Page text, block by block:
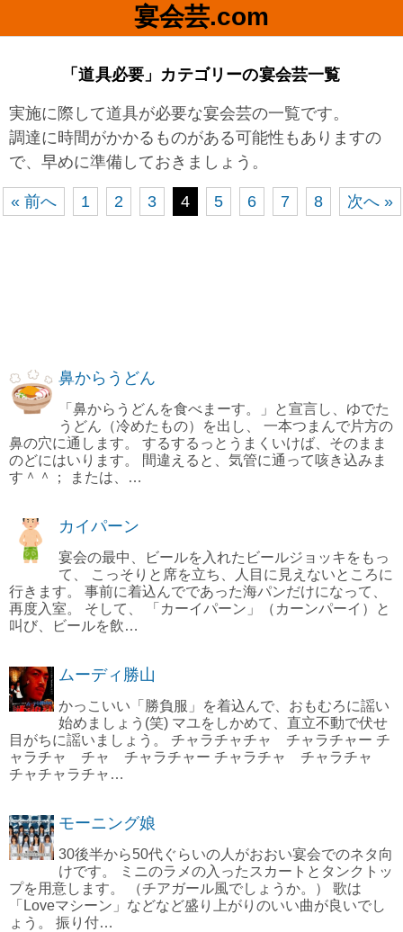
宴会芸.com
「道具必要」カテゴリーの宴会芸一覧
実施に際して道具が必要な宴会芸の一覧です。
調達に時間がかかるものがある可能性もありますの
で、早めに準備しておきましょう。
« 前へ 1 2 3 4 5 6 7 8 次へ »
鼻からうどん
「鼻からうどんを食べまーす。」と宣言し、ゆでた
うどん（冷めたもの）を出し、 一本つまんで片方の
鼻の穴に通します。 するするっとうまくいけば、そのまま
のどにはいります。 間違えると、気管に通って咳き込みま
す＾＾； または、…
カイパーン
宴会の最中、ビールを入れたビールジョッキをもっ
て、 こっそりと席を立ち、人目に見えないところに
行きます。 事前に着込んでであった海パンだけになって、
再度入室。 そして、 「カーイパーン」（カーンパーイ）と
叫び、ビールを飲…
ムーディ勝山
かっこいい「勝負服」を着込んで、おもむろに謡い
始めましょう(笑) マユをしかめて、直立不動で伏せ
目がちに謡いましょう。 チャラチャチャ チャラチャー チ
ャラチャ チャ チャラチャー チャラチャ チャラチャ
チャチャラチャ…
モーニング娘
30後半から50代ぐらいの人がおおい宴会でのネタ向
けです。 ミニのラメの入ったスカートとタンクトッ
プを用意します。 （チアガール風でしょうか。） 歌は
「Loveマシーン」などなど盛り上がりのいい曲が良いでし
ょう。 振り付…